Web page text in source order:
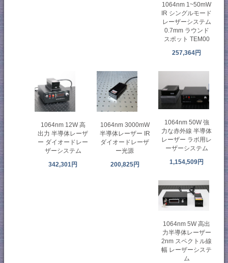
1064nm 1~50mW
IR シングルモード
レーザーシステム
0.7mm ラウンド
スポット TEM00
257,364円
1064nm 12W 高
出力 半導体レーザ
ー ダイオードレー
ザーシステム
342,301円
1064nm 3000mW
半導体レーザー IR
ダイオードレーザ
ー光源
200,825円
1064nm 50W 強
力な赤外線 半導体
レーザー ラボ用レ
ーザーシステム
1,154,509円
1064nm 5W 高出
力半導体レーザー
2nm スペクトル線
幅 レーザーシステ
ム